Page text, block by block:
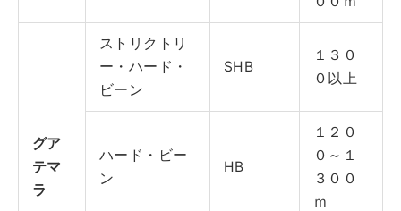
グア
テマ
ラ
ストリクトリ
ー・ハード・
ビーン
SHB
１３０
０以上
ハード・ビー
ン
HB
１２０
０～１
３００
ｍ